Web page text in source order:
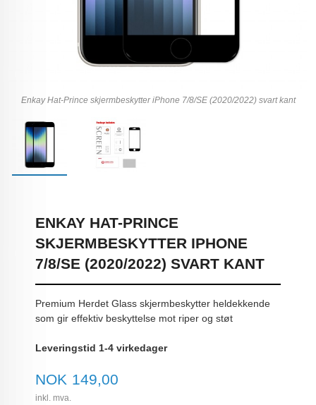
Enkay Hat-Prince skjermbeskytter iPhone 7/8/SE (2020/2022) svart kant
ENKAY HAT-PRINCE
SKJERMBESKYTTER IPHONE
7/8/SE (2020/2022) SVART KANT
Premium Herdet Glass skjermbeskytter heldekkende
som gir effektiv beskyttelse mot riper og støt
Leveringstid 1-4 virkedager
Pris
NOK 149,00
inkl. mva.